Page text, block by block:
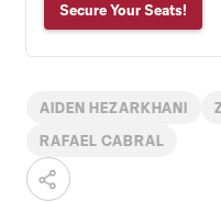
Secure Your Seats!
AIDEN HEZARKHANI
RAFAEL CABRAL